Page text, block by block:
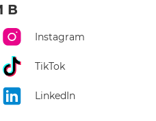
В
Instagram
TikTok
LinkedIn